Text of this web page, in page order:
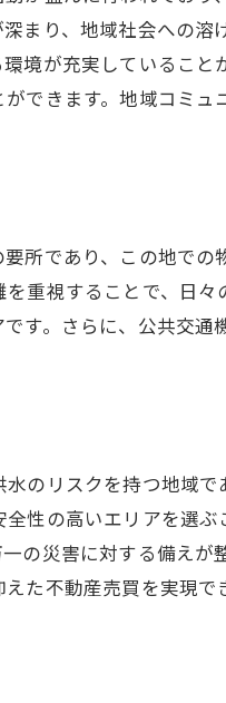
まり、地域社会への溶
境が充実していること
できます。地域コミュ
所であり、この地での
重視することで、日々
す。さらに、公共交通
のリスクを持つ地域で
性の高いエリアを選ぶ
の災害に対する備えが
た不動産売買を実現で